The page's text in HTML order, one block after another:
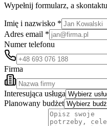
Wypełnij formularz, a
Imię i nazwisko *
Adres email *
Numer telefonu
Firma
Interesująca usługa
Planowany budżet